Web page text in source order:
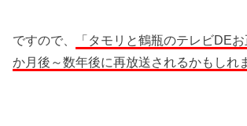
ですので、
「タモリと鶴瓶のテレビDE
か月後～数年後に再放送されるかもしれ